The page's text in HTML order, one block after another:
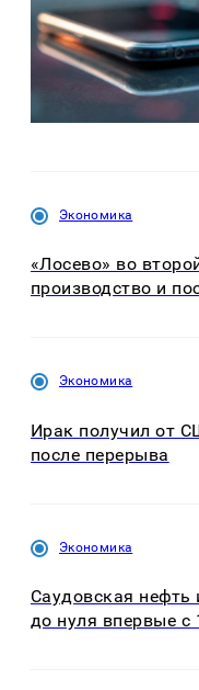
Экономика
«Лосево» во
производство и
Экономика
Ирак получил от
после перерыва
Экономика
Саудовская
до нуля впервые с